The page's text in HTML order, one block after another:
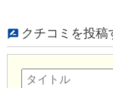
クチコミを投稿